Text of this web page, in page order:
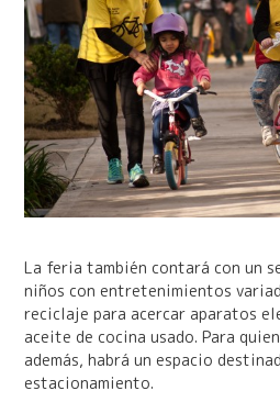
La feria también contará con un
niños con entretenimientos
reciclaje para acercar aparatos
aceite de cocina usado. Para
además, habrá un espacio
estacionamiento.